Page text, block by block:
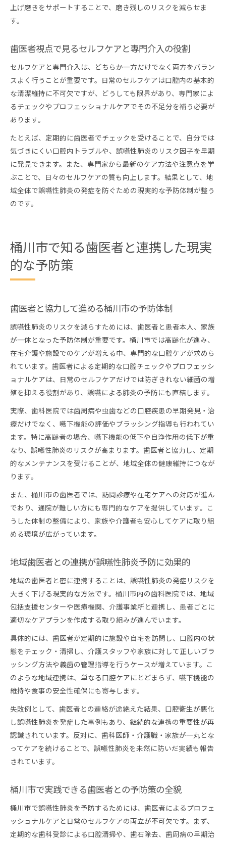
上げ磨きをサポートすることで、磨き残しのリスクを減らせま
す。
歯医者視点で見るセルフケアと専門介入の役割
セルフケアと専門介入は、どちらか一方だけでなく両方をバラン
スよく行うことが重要です。日常のセルフケアは口腔内の基本的
な清潔維持に不可欠ですが、どうしても限界があり、専門家によ
るチェックやプロフェッショナルケアでその不足分を補う必要が
あります。
たとえば、定期的に歯医者でチェックを受けることで、自分では
気づきにくい口腔内トラブルや、誤嚥性肺炎のリスク因子を早期
に発見できます。また、専門家から最新のケア方法や注意点を学
ぶことで、日々のセルフケアの質も向上します。結果として、地
域全体で誤嚥性肺炎の発症を防ぐための現実的な予防体制が整う
のです。
桶川市で知る歯医者と連携した現実
的な予防策
歯医者と協力して進める桶川市の予防体制
誤嚥性肺炎のリスクを減らすためには、歯医者と患者本人、家族
が一体となった予防体制が重要です。桶川市では高齢化が進み、
在宅介護や施設でのケアが増える中、専門的な口腔ケアが求めら
れています。歯医者による定期的な口腔チェックやプロフェッシ
ョナルケアは、日常のセルフケアだけでは防ぎきれない細菌の増
殖を抑える役割があり、誤嚥による肺炎の予防にも直結します。
実際、歯科医院では歯周病や虫歯などの口腔疾患の早期発見・治
療だけでなく、嚥下機能の評価やブラッシング指導も行われてい
ます。特に高齢者の場合、嚥下機能の低下や自浄作用の低下が重
なり、誤嚥性肺炎のリスクが高まります。歯医者と協力し、定期
的なメンテナンスを受けることが、地域全体の健康維持につなが
ります。
また、桶川市の歯医者では、訪問診療や在宅ケアへの対応が進ん
でおり、通院が難しい方にも専門的なケアを提供しています。こ
うした体制の整備により、家族や介護者も安心してケアに取り組
める環境が広がっています。
地域歯医者との連携が誤嚥性肺炎予防に効果的
地域の歯医者と密に連携することは、誤嚥性肺炎の発症リスクを
大きく下げる現実的な方法です。桶川市内の歯科医院では、地域
包括支援センターや医療機関、介護事業所と連携し、患者ごとに
適切なケアプランを作成する取り組みが進んでいます。
具体的には、歯医者が定期的に施設や自宅を訪問し、口腔内の状
態をチェック・清掃し、介護スタッフや家族に対して正しいブラ
ッシング方法や義歯の管理指導を行うケースが増えています。こ
のような地域連携は、単なる口腔ケアにとどまらず、嚥下機能の
維持や食事の安全性確保にも寄与します。
失敗例として、歯医者との連絡が途絶えた結果、口腔衛生が悪化
し誤嚥性肺炎を発症した事例もあり、継続的な連携の重要性が再
認識されています。反対に、歯科医師・介護職・家族が一丸とな
ってケアを続けることで、誤嚥性肺炎を未然に防いだ実績も報告
されています。
桶川市で実践できる歯医者との予防策の全貌
桶川市で誤嚥性肺炎を予防するためには、歯医者によるプロフェ
ッショナルケアと日常のセルフケアの両立が不可欠です。まず、
定期的な歯科受診による口腔清掃や、歯石除去、歯周病の早期治